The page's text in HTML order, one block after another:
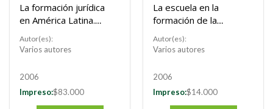
La formación jurídica
en América Latina.
Tensiones e
innovaciones en
globalización
Autor(es):
Varios autores
2006
Impreso:$83.000
La escuela en la
formación de la
esfera pública. Una
estrategia
formación de cultura
espacios escolares
Autor(es):
Varios autores
2006
Impreso:$14.000